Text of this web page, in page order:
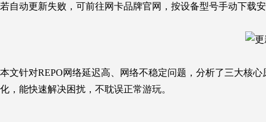
若自动更新失败，可前往网卡品牌官网，按设备型号手动下载
本文针对REPO网络延迟高、网络不稳定问题，分析了三大核
化，能快速解决困扰，不耽误正常游玩。